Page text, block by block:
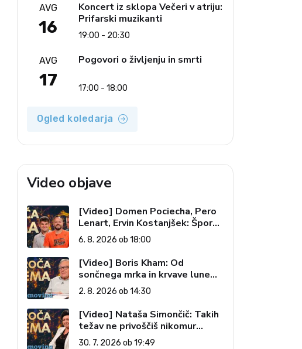
AVG
16
Koncert iz sklopa Večeri v atriju:
Prifarski muzikanti
19:00 - 20:30
AVG
17
Pogovori o življenju in smrti
17:00 - 18:00
Ogled koledarja
Video objave
[Video] Domen Pociecha, Pero
Lenart, Ervin Kostanjšek: Šport
specialcev (Vroča tema, 6. 8.
2026)
6. 8. 2026 ob 18:00
[Video] Boris Kham: Od
sončnega mrka in krvave lune
do slovenskih pečatov v vesolju
(Vroča tema, 2. 8. 2026)
2. 8. 2026 ob 14:30
[Video] Nataša Simončič: Takih
težav ne privoščiš nikomur
(Vroča tema, 30. 7. 2026)
30. 7. 2026 ob 19:49